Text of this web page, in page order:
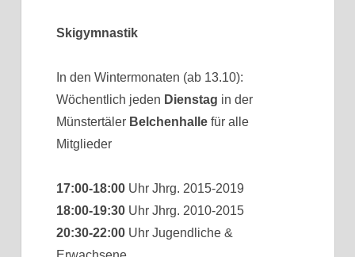
Skigymnastik
In den Wintermonaten (ab 13.10):
Wöchentlich jeden Dienstag in der
Münstertäler Belchenhallefür alle
Mitglieder
17:00-18:00Uhr Jhrg. 2015-2019
18:00-19:30Uhr Jhrg. 2010-2015
20:30-22:00Uhr Jugendliche &